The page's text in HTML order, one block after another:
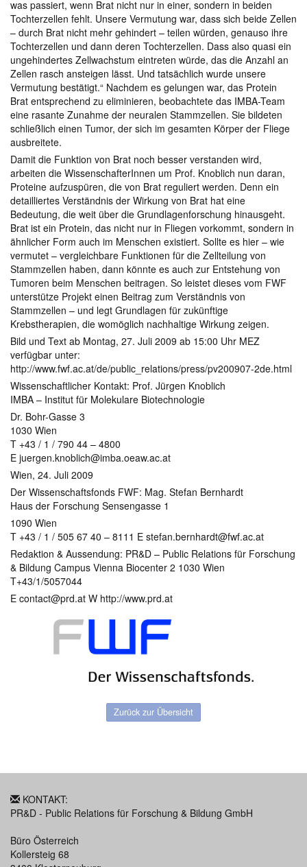
was passiert, wenn Brat nicht nur in einer, sondern in beiden
Tochterzellen fehlt. Unsere Vermutung war, dass sich beide Zellen
– durch Brat nicht mehr gehindert – teilen würden, genauso ihre
Tochterzellen und dann deren Tochterzellen. Dass also quasi ein
ungehindertes Zellwachstum eintreten würde, das die Anzahl an
Zellen rasch ansteigen lässt. Und tatsächlich wurde unsere
Vermutung bestätigt.“ Nachdem es gelungen war, das Protein
Brat entsprechend zu eliminieren, beobachtete das IMBA-Team
eine rasante Zunahme der neuralen Stammzellen. Sie bildeten
schließlich einen Tumor, der sich im gesamten Körper der Fliege
ausbreitete.
Damit die Funktion von Brat noch besser verstanden wird,
arbeiten die WissenschafterInnen um Prof. Knoblich nun daran,
Proteine aufzuspüren, die von Brat reguliert werden. Denn ein
detailliertes Verständnis der Wirkung von Brat hat eine
Bedeutung, die weit über die Grundlagenforschung hinausgeht.
Brat ist ein Protein, das nicht nur in Fliegen vorkommt, sondern in
ähnlicher Form auch im Menschen existiert. Sollte es hier – wie
vermutet – vergleichbare Funktionen für die Zellteilung von
Stammzellen haben, dann könnte es auch zur Entstehung von
Tumoren beim Menschen beitragen. So leistet dieses vom FWF
unterstütze Projekt einen Beitrag zum Verständnis von
Stammzellen – und legt Grundlagen für zukünftige
Krebstherapien, die womöglich nachhaltige Wirkung zeigen.
Bild und Text ab Montag, 27. Juli 2009 ab 15:00 Uhr MEZ
verfügbar unter:
http://www.fwf.ac.at/de/public_relations/press/pv200907-2de.html
Wissenschaftlicher Kontakt: Prof. Jürgen Knoblich
IMBA – Institut für Molekulare Biotechnologie
Dr. Bohr-Gasse 3
1030 Wien
T +43 / 1 / 790 44 – 4800
E juergen.knoblich@imba.oeaw.ac.at
Wien, 24. Juli 2009
Der Wissenschaftsfonds FWF: Mag. Stefan Bernhardt
Haus der Forschung Sensengasse 1
1090 Wien
T +43 / 1 / 505 67 40 – 8111 E stefan.bernhardt@fwf.ac.at
Redaktion & Aussendung: PR&D – Public Relations für Forschung
& Bildung Campus Vienna Biocenter 2 1030 Wien
T+43/1/5057044
E contact@prd.at W http://www.prd.at
Zurück zur Übersicht
KONTAKT:
PR&D - Public Relations für Forschung & Bildung GmbH
Büro Österreich
Kollersteig 68